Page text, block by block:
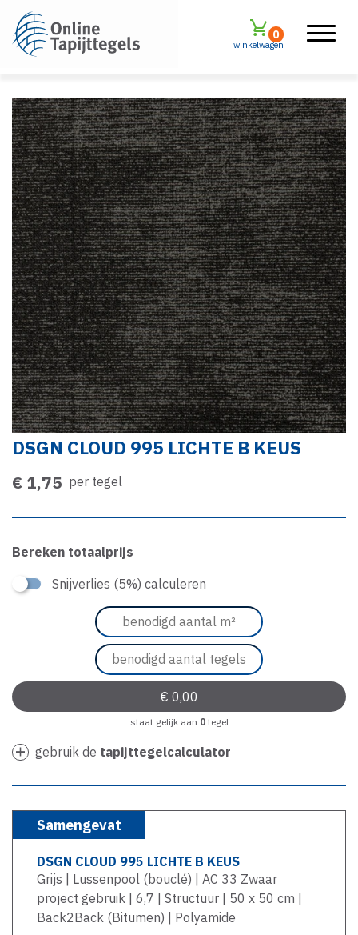
winkelwagen
0
DSGN CLOUD 995 LICHTE B KEUS
€ 1,75 per tegel
Bereken totaalprijs
Snijverlies (5%) calculeren
staat gelijk aan 0tegel
gebruik de tapijttegelcalculator
Samengevat
DSGN CLOUD 995 LICHTE B KEUS
Grijs | Lussenpool (bouclé) | AC 33 Zwaar
project gebruik | 6,7 | Structuur | 50 x 50 cm |
Back2Back (Bitumen) | Polyamide